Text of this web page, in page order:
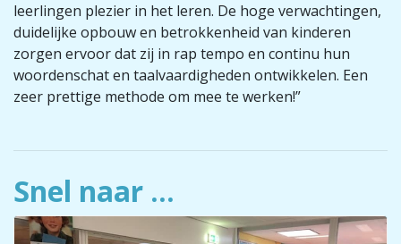
leerlingen plezier in het leren. De hoge verwachtingen,
duidelijke opbouw en betrokkenheid van kinderen
zorgen ervoor dat zij in rap tempo en continu hun
woordenschat en taalvaardigheden ontwikkelen. Een
zeer prettige methode om mee te werken!”
Snel naar ...